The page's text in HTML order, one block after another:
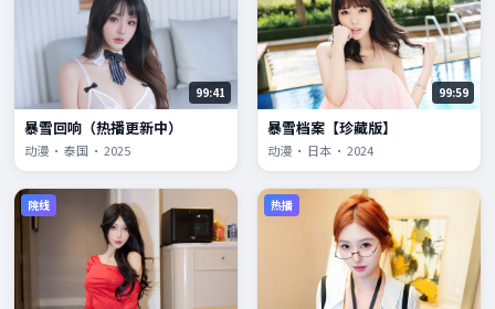
99:41
暴雪回响（热播更新中）
动漫 · 泰国 · 2025
99:59
暴雪档案【珍藏版】
动漫 · 日本 · 2024
院线 热播